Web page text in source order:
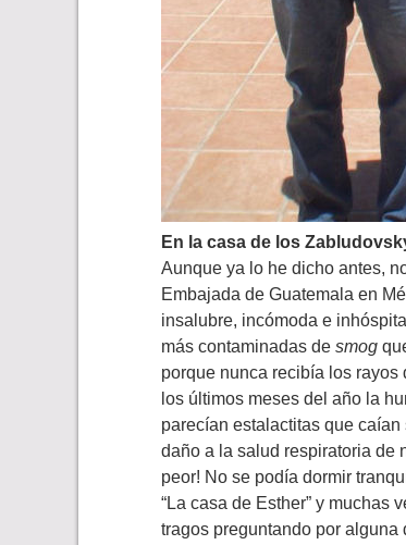
En la casa de los
Aunque ya lo he dicho antes,
Embajada de Guatemala en
insalubre, incómoda e
más contaminadas de smog
porque nunca recibía los
los últimos meses del año la
parecían estalactitas que
daño a la salud respiratoria de
peor! No se podía dormir
“La casa de Esther” y muchas
tragos preguntando por alguna